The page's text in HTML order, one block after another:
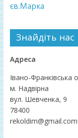
єв.Марка
Знайдіть нас
Адреса
Івано-Франківська
м. Надвірна
вул. Шевченка, 9
78400
rekoldim@gmail.com